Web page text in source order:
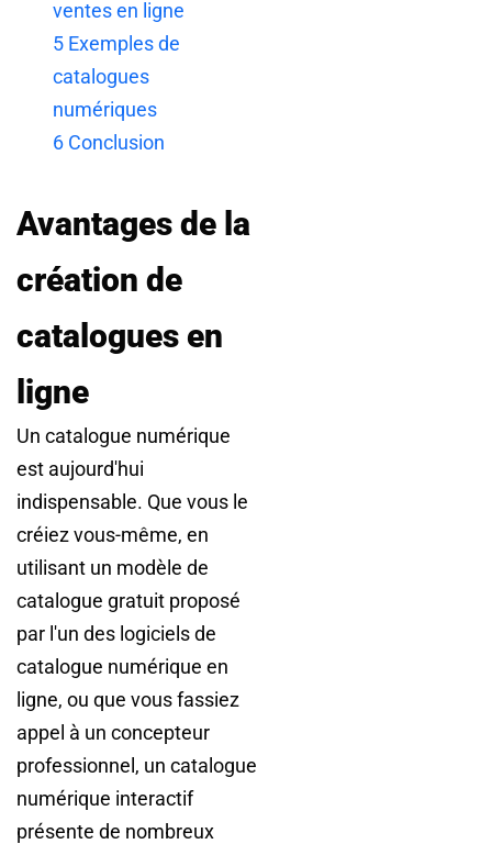
ventes en ligne
5 Exemples de
catalogues
numériques
6 Conclusion
Avantages de la
création de
catalogues en
ligne
Un catalogue numérique
est aujourd'hui
indispensable. Que vous le
créiez vous-même, en
utilisant un modèle de
catalogue gratuit proposé
par l'un des logiciels de
catalogue numérique en
ligne, ou que vous fassiez
appel à un concepteur
professionnel, un catalogue
numérique interactif
présente de nombreux